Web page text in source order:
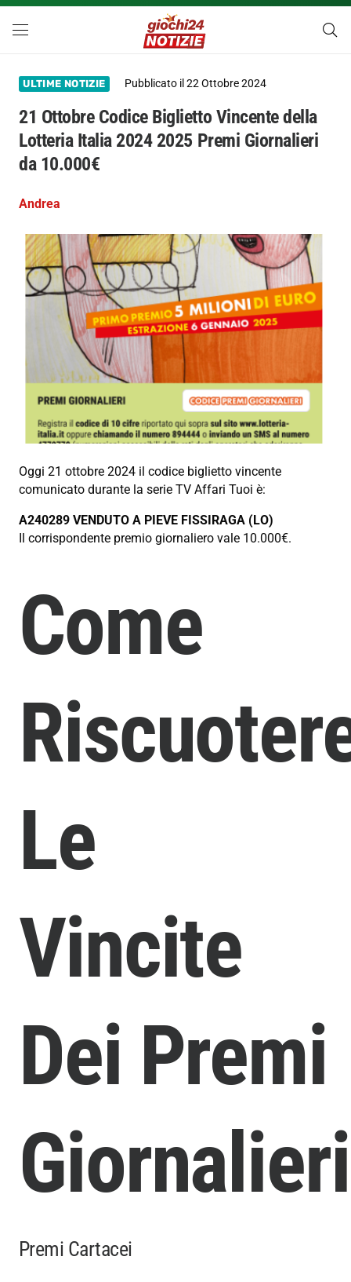
ULTIME NOTIZIE Pubblicato il22 Ottobre 2024
21 Ottobre Codice Biglietto Vincente della
Lotteria Italia 2024 2025 Premi Giornalieri
da 10.000€
Andrea
Oggi 21 ottobre 2024 il codice biglietto vincente
comunicato durante la serie TV Affari Tuoi è:
A240289 VENDUTO A PIEVE FISSIRAGA (LO)
Il corrispondente premio giornaliero vale 10.000€.
Come
Le
Vincite
Dei Premi
Giornalieri
Premi Cartacei